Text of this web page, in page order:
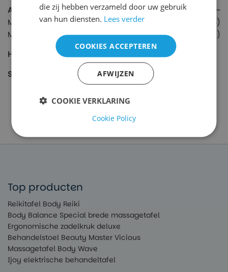
Accessoires (58)
Massageolie
(14)
Massagetafel hoeslakens
(12)
Hotstones
(5)
SALE
Top producten
Reikitafel Body Reiki
Body Balance Special brede massagetafel
Ergonomische zadelkruk deluxe
Behandelstoel Beauty Master Vicious
Massagetafel Body Wave
Ijoy elektrische behandeltafel
die zij hebben verzameld door uw gebruik
van hun diensten. Lees verder
COOKIES ACCEPTEREN
AFWIJZEN
COOKIE VERKLARING
Cookie Policy